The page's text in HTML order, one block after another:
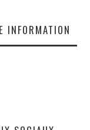
INFORMATION